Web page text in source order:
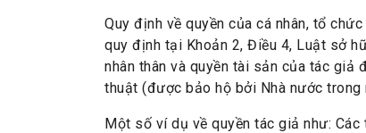
Quy định về quyền của cá nhân, tổ
quy định tại Khoản 2, Điều 4, Luật sở
nhân thân và quyền tài sản của tác
thuật (được bảo hộ bởi Nhà nước trong
Một số ví dụ về quyền tác giả như: Các